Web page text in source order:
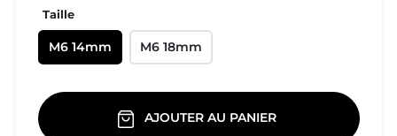
Taille
M6 14mm M6 18mm
AJOUTER AU PANIER